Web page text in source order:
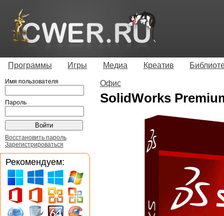
Программы Игры Медиа Креатив
Офис
SolidWorks
Имя пользователя
Пароль
Восстановить пароль
Зарегистрироваться
Рекомендуем: